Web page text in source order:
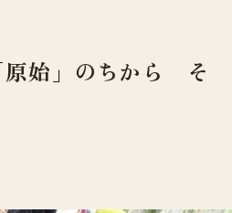
原始」のちから そ